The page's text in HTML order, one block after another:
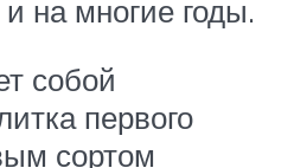
на многие годы.
собой
первого
сортом